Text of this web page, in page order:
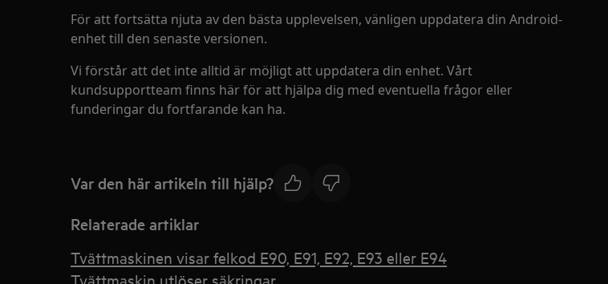
För att fortsätta njuta av den bästa upplevelsen, vänligen uppdatera din Android-
enhet till den senaste versionen.
Vi förstår att det inte alltid är möjligt att uppdatera din enhet. Vårt
kundsupportteam finns här för att hjälpa dig med eventuella frågor eller
funderingar du fortfarande kan ha.
Var den här artikeln till hjälp?
Relaterade artiklar
Tvättmaskinen visar felkod E90, E91, E92, E93 eller E94
Tvättmaskin utlöser säkringar